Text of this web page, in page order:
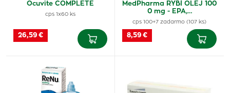
Ocuvite COMPLETE
cps 1x60 ks
26,59 €
MedPharma RYBÍ OLEJ 100
0 mg - EPA,…
cps 100+7 zadarmo (107 ks)
8,59 €